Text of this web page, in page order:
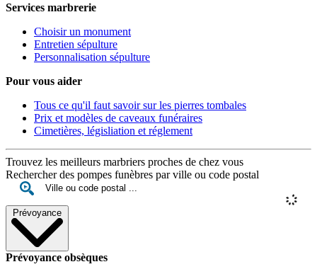
Services marbrerie
Choisir un monument
Entretien sépulture
Personnalisation sépulture
Pour vous aider
Tous ce qu'il faut savoir sur les pierres tombales
Prix et modèles de caveaux funéraires
Cimetières, législiation et réglement
Trouvez les meilleurs marbriers proches de chez vous
Rechercher des pompes funèbres par ville ou code postal
Prévoyance
Prévoyance obsèques